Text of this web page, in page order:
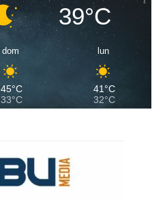
39°C
dom
45°C
33°C
lun
41°C
32°C